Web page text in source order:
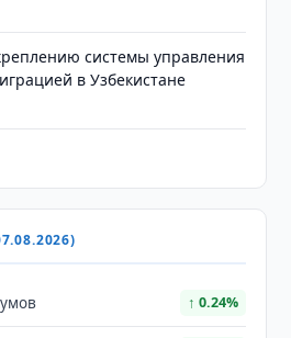
системы управления
в Узбекистане
↑ 0.24%